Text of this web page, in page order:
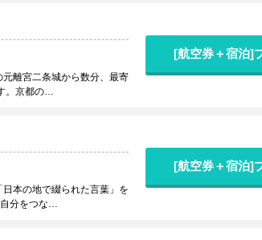
離宮二条城から数分、最寄
。京都の…
[航空券＋宿泊]
本の地で綴られた言葉」を
自分をつな…
[航空券＋宿泊]